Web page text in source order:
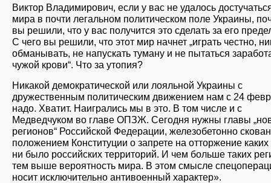
Виктор Владимирович, если у вас не удалось
мира в почти легальном политическом поле Украины,
вы решили, что у вас получится это сделать за его
С чего вы решили, что этот мир начнет „играть честно,
обманывать, не напускать туману и не пытаться
чужой крови“. Что за утопия?
Никакой демократической или лояльной Украины с
дружественным политическим движением нам с 24
надо. Хватит. Наигрались мы в это. В том числе и с
Медведчуком во главе ОПЗЖ. Сегодня нужны главы
регионов“ Российской Федерации, железобетонно
положением Конституции о запрете на отторжение
ни было российских территорий. И чем больше таких
тем выше вероятность мира. В этом смысле
носит исключительно антивоенный характер».